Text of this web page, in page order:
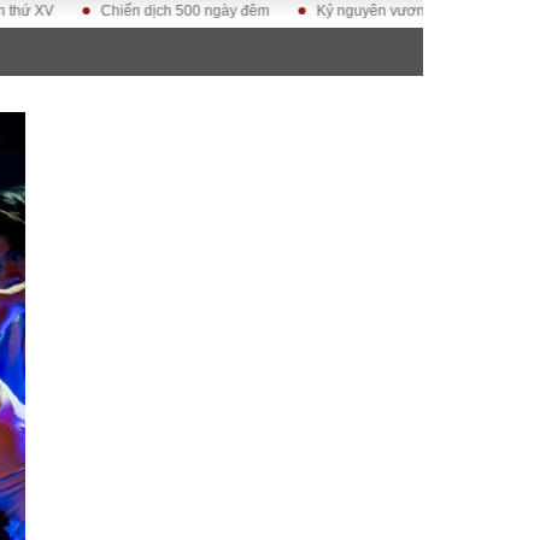
– Đô thị
Chiến dịch 500 ngày đêm Kỷ nguyên vươn mình của dân tộc Việt Nam